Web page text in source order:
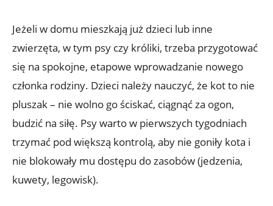
Jeżeli w domu mieszkają już dzieci lub inne
zwierzęta, w tym psy czy króliki, trzeba przygotować
się na spokojne, etapowe wprowadzanie nowego
członka rodziny. Dzieci należy nauczyć, że kot to nie
pluszak – nie wolno go ściskać, ciągnąć za ogon,
budzić na siłę. Psy warto w pierwszych tygodniach
trzymać pod większą kontrolą, aby nie goniły kota i
nie blokowały mu dostępu do zasobów (jedzenia,
kuwety, legowisk).